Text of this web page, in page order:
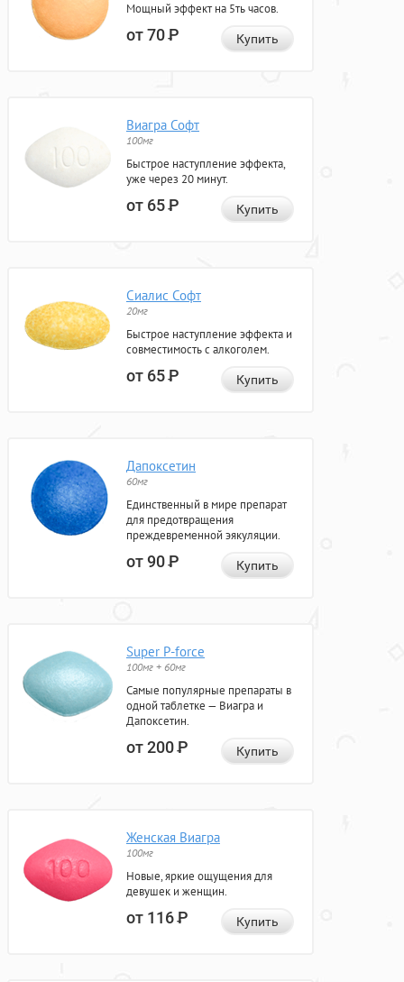
Мощный эффект на 5ть часов.
от 70Р Купить
Виагра Софт
100мг
Быстрое наступление эффекта,
уже через 20 минут.
от 65Р Купить
Сиалис Софт
20мг
Быстрое наступление эффекта и
совместимость с алкоголем.
от 65Р Купить
Дапоксетин
60мг
Единственный в мире препарат
для предотвращения
преждевременной эякуляции.
от 90Р Купить
Super P-force
100мг + 60мг
Самые популярные препараты в
одной таблетке — Виагра и
Дапоксетин.
от 200Р Купить
Женская Виагра
100мг
Новые, яркие ощущения для
девушек и женщин.
от 116Р Купить